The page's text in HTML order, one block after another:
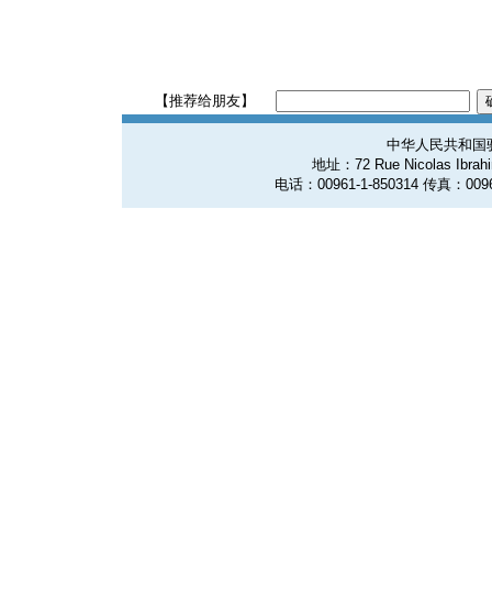
【推荐给朋友】
中华人民共和国
地址：72 Rue Nicolas
电话：00961-1-850314 传真：